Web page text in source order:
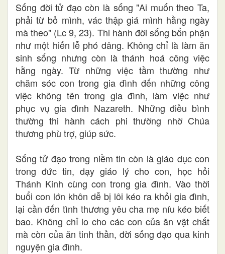
Sống đời tử đạo còn là sống "Ai muốn theo Ta,
phải từ bỏ mình, vác thập giá mình hằng ngày
mà theo" (Lc 9, 23). Thi hành đời sống bổn phận
như một hiến lễ phó dâng. Không chỉ là làm ăn
sinh sống nhưng còn là thánh hoá công việc
hằng ngày. Từ những việc tầm thường như
chăm sóc con trong gia đình đến những công
việc không tên trong gia đình, làm việc như
phục vụ gia đình Nazareth. Những điều bình
thường thi hành cách phi thường nhờ Chúa
thương phù trợ, giúp sức.
Sống tử đạo trong niềm tin còn là giáo dục con
trong đức tin, dạy giáo lý cho con, học hỏi
Thánh Kinh cùng con trong gia đình. Vào thời
buổi con lớn khôn dễ bị lôi kéo ra khỏi gia đình,
lại cần đến tình thương yêu cha mẹ níu kéo biết
bao. Không chỉ lo cho các con của ăn vật chất
mà còn của ăn tinh thần, đời sống đạo qua kinh
nguyện gia đình.